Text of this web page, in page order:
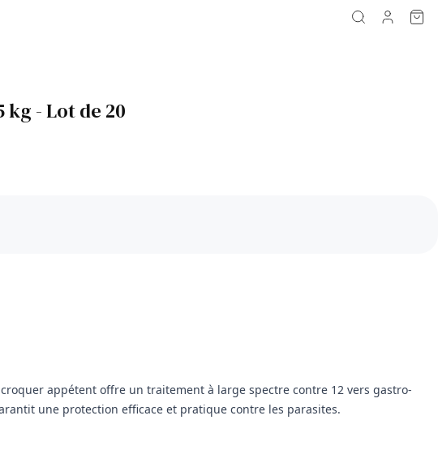
- Lot de 20
appétent offre un traitement à large spectre contre 12 vers gastro-
une protection efficace et pratique contre les parasites.